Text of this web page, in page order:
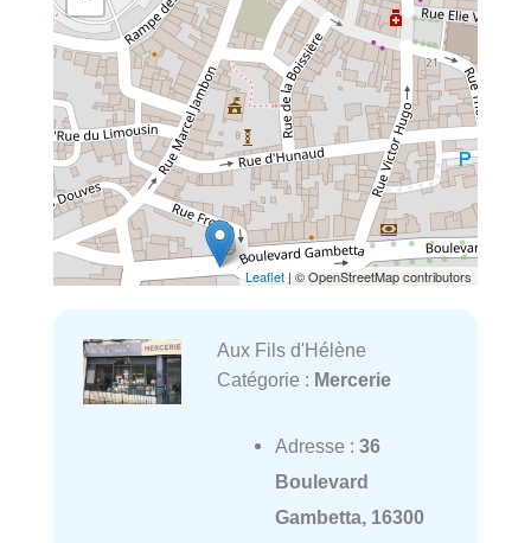
Leaflet| © OpenStreetMap contributors
Aux Fils d'Hélène
Catégorie : Mercerie
Adresse : 36
Boulevard
Gambetta, 16300